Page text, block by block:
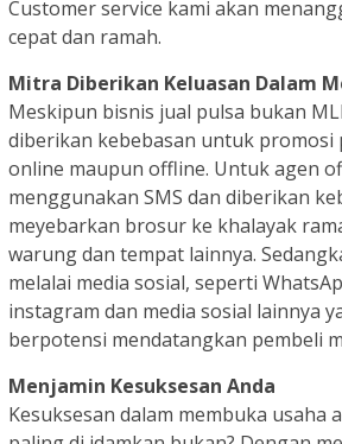
Customer service kami akan
cepat dan ramah.
Mitra Diberikan Keluasan Dalam
Meskipun bisnis jual pulsa bukan
diberikan kebebasan untuk promosi
online maupun offline. Untuk agen
menggunakan SMS dan diberikan
meyebarkan brosur ke khalayak
warung dan tempat lainnya.
melalai media sosial, seperti
instagram dan media sosial lainnya
berpotensi mendatangkan pembeli
Menjamin Kesuksesan Anda
Kesuksesan dalam membuka usaha